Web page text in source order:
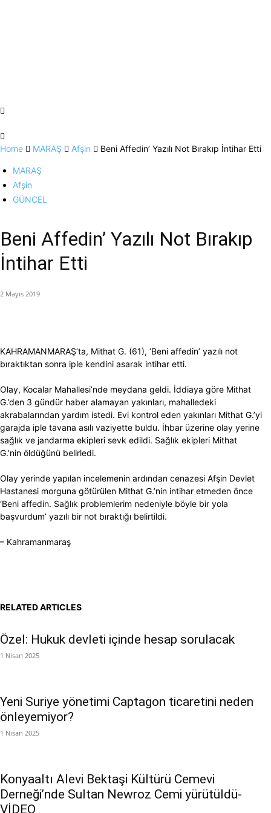
Home MARAŞ Afşin Beni Affedin’ Yazılı Not Bırakıp İntihar Etti
MARAŞ
Afşin
GÜNCEL
Beni Affedin’ Yazılı Not Bırakıp
İntihar Etti
2 Mayıs 2019
KAHRAMANMARAŞ’ta, Mithat G. (61), ‘Beni affedin’ yazılı not
bıraktıktan sonra iple kendini asarak intihar etti.
Olay, Kocalar Mahallesi’nde meydana geldi. İddiaya göre Mithat
G.’den 3 gündür haber alamayan yakınları, mahalledeki
akrabalarından yardım istedi. Evi kontrol eden yakınları Mithat G.’yi
garajda iple tavana asılı vaziyette buldu. İhbar üzerine olay yerine
sağlık ve jandarma ekipleri sevk edildi. Sağlık ekipleri Mithat
G.’nin öldüğünü belirledi.
Olay yerinde yapılan incelemenin ardından cenazesi Afşin Devlet
Hastanesi morguna götürülen Mithat G.’nin intihar etmeden önce
‘Beni affedin. Sağlık problemlerim nedeniyle böyle bir yola
başvurdum’ yazılı bir not bıraktığı belirtildi.
– Kahramanmaraş
RELATED ARTICLES
Özel: Hukuk devleti içinde hesap sorulacak
1 Nisan 2025
Yeni Suriye yönetimi Captagon ticaretini neden
önleyemiyor?
1 Nisan 2025
Konyaaltı Alevi Bektaşi Kültürü Cemevi
Derneği’nde Sultan Newroz Cemi yürütüldü-
VİDEO